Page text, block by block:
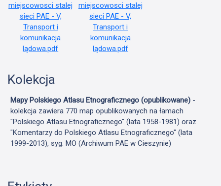
Kolekcja
Mapy Polskiego Atlasu Etnograficznego (opublikowane) -
kolekcja zawiera 770 map opublikowanych na łamach
"Polskiego Atlasu Etnograficznego" (lata 1958-1981) oraz
"Komentarzy do Polskiego Atlasu Etnograficznego" (lata
1999-2013), syg. MO (Archiwum PAE w Cieszynie)